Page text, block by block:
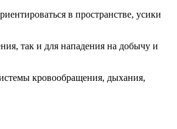
в пространстве, усики
так и для нападения на добычу и
кровообращения, дыхания,